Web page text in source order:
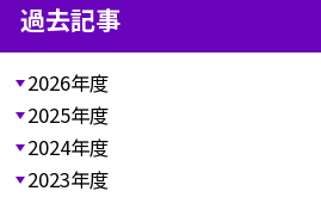
過去記事
2026年度
2025年度
2024年度
2023年度